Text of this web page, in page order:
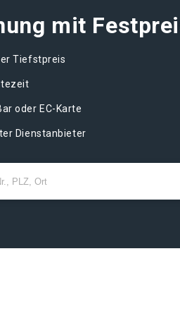
mit
Tiefstpreis
oder EC-Karte
Dienstanbieter